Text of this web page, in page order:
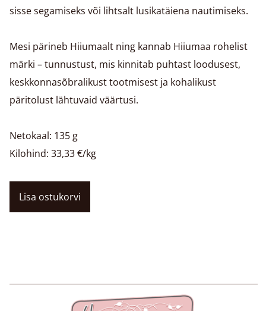
sisse segamiseks või lihtsalt lusikatäiena nautimiseks.
Mesi pärineb Hiiumaalt ning kannab Hiiumaa rohelist
märki – tunnustust, mis kinnitab puhtast loodusest,
keskkonnasõbralikust tootmisest ja kohalikust
päritolust lähtuvaid väärtusi.
Netokaal: 135 g
Kilohind: 33,33 €/kg
Lisa ostukorvi